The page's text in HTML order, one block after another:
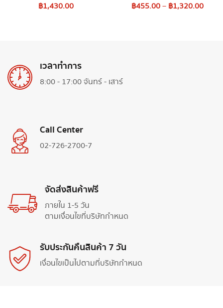
฿1,430.00 ฿455.00– ฿1,320.00
เวลาทำการ
8:00 - 17:00 จันทร์ - เสาร์
Call Center
02-726-2700-7
จัดส่งสินค้าฟรี
ภายใน 1-5 วัน
ตามเงื่อนไขที่บริษัทกำหนด
รับประกันคืนสินค้า 7 วัน
เงื่อนไขเป็นไปตามที่บริษัทกำหนด